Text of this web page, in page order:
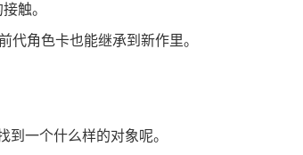
触。
代角色卡也能继承到新作里。
一个什么样的对象呢。